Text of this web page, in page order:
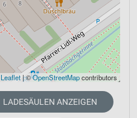
Leaflet |©OpenStreetMapcontributors
LADESÄULEN ANZEIGEN